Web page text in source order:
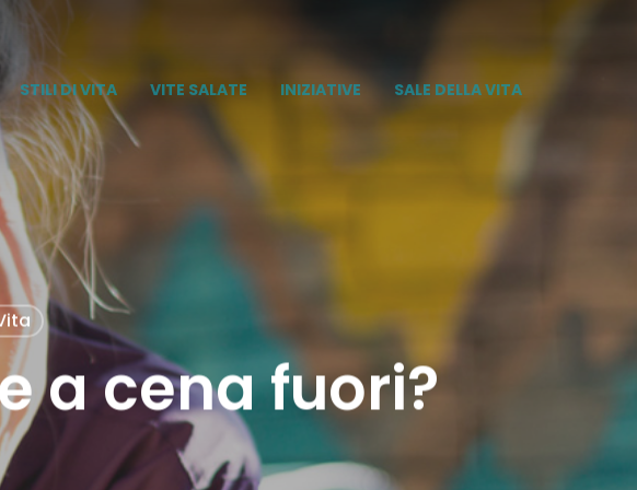
STILI DI VITA VITE SALATE INIZIATIVE SALE DELLA VITA
a cena fuori?